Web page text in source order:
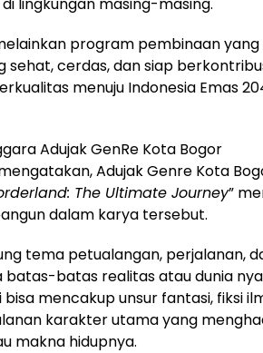
program pembinaan
cerdas, dan siap
menuju Indonesia Emas
Adujak GenRe Kota Bogor
Adujak Genre Kota
The Ultimate Journey”
dalam karya tersebut.
tema petualangan, perjalanan,
batas-batas realitas atau dunia
mencakup unsur fantasi, fiksi
karakter utama yang
makna hidupnya.